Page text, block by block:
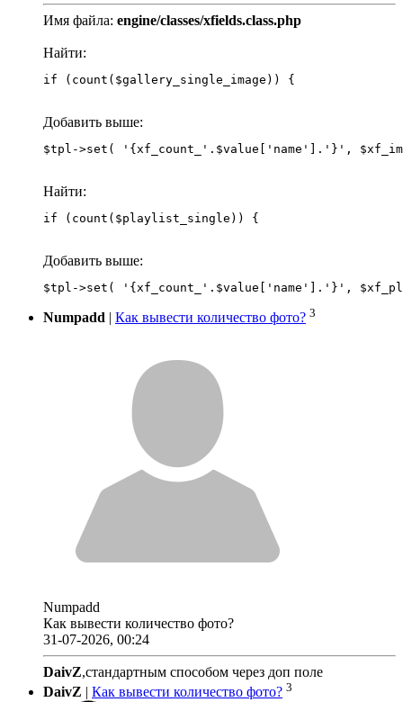
Имя файла: engine/classes/xfields.class.php
Найти:
if (count($gallery_single_image)) {
Добавить выше:
Найти:
if (count($playlist_single)) {
Добавить выше:
Numpadd | Как вывести количество фото? 3
Numpadd
Как вывести количество фото?
31-07-2026, 00:24
DaivZ,стандартным способом через доп поле
DaivZ | Как вывести количество фото? 3